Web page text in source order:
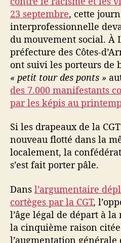
23 septembre, cette
interprofessionnelle
du mouvement social. À
préfecture des Côtes-
ont suivi les porteurs de
« petit tour des ponts »
des 7.000 manifestants
par les képis au
Si les drapeaux de la
nouveau flotté dans la
localement, la
s’est fait porter pâle.
Dans l’argumentaire
cortèges par la CGT,
l’âge légal de départ à la
la cinquième raison
l’augmentation générale